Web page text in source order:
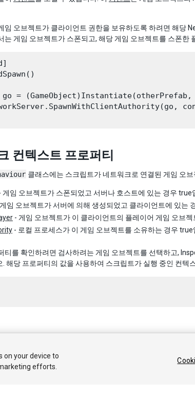
임 오브젝트가 클라이언트 권한을 보유하도록 하려면 해당
는 게임 오브젝트가 스폰되고, 해당 게임 오브젝트를 스폰한
go =
컨텍스트 프로퍼티
클래스에는 스크립트가 네트워크로 연결된 게임 오
게임 오브젝트가 스폰되었고 서버나 호스트에 있는 경우 true
임 오브젝트가 서버에 의해 생성되었고 클라이언트에 있는
- 게임 오브젝트가 이 클라이언트의 플레이어 게임 오브
- 로컬 프로세스가 이 게임 오브젝트를 소유하는 경우 true
티를 확인하려면 검사하려는 게임 오브젝트를 선택하고,
해당 프로퍼티의 값을 사용하여 스크립트가 실행 중인 컨텍
니티 답변 기술 자료 개인
on your device to
efforts.